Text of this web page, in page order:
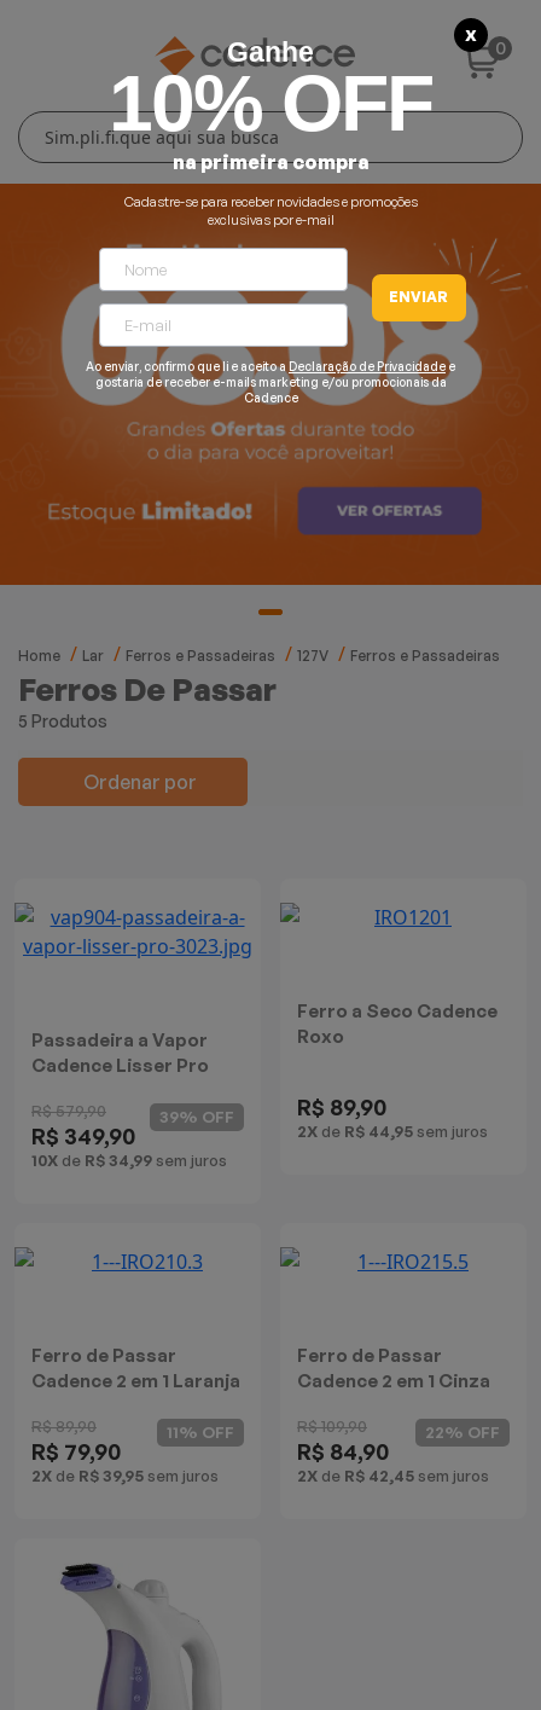
0
Home Lar Ferros e Passadeiras 127V Ferros e Passadeiras
Ferros De Passar
5 Produtos
Ordenar por
Passadeira a Vapor
Cadence Lisser Pro
R$ 579,90
R$ 349,90
10X de R$ 34,99 sem juros
39% OFF
Ferro a Seco Cadence
Roxo
R$ 89,90
2X de R$ 44,95 sem juros
Ferro de Passar
Cadence 2 em 1 Laranja
R$ 89,90
R$ 79,90
2X de R$ 39,95 sem juros
11% OFF
Ferro de Passar
Cadence 2 em 1 Cinza
R$ 109,90
R$ 84,90
2X de R$ 42,45 sem juros
22% OFF
X
Ganhe
10% OFF
na primeira compra
Cadastre-se para receber novidades e promoções
exclusivas por e-mail
ENVIAR
Ao enviar, confirmo que li e aceito a Declaração de Privacidadee
gostaria de receber e-mails marketing e/ou promocionais da
Cadence
Cozinha
Blenders
Liquidificadores
Grills e Sanduicheiras
Chaleiras Elétricas
Máquina de Waffle
Cooktops
Batedeiras
Lar
Ferros e Passadeiras
Conforto Térmico
Aquecedores
Climatizadores
Ventiladores
Cuidados Pessoais
Escovas Secadoras
Secadores
Cortadores de Cabelo
Pranchas